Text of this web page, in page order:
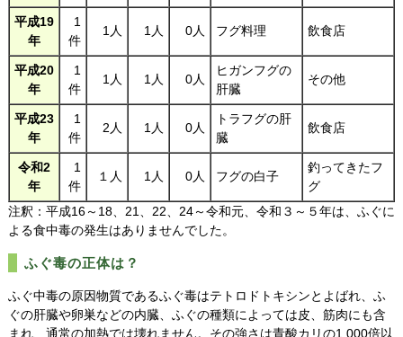
平成19
年
1
件
1人 1人 0人 フグ料理 飲食店
平成20
年
1
件
1人 1人 0人
ヒガンフグの
肝臓
その他
平成23
年
1
件
2人 1人 0人
トラフグの肝
臓
飲食店
令和2
年
1
件
１人 1人 0人 フグの白子
釣ってきたフ
グ
注釈：平成16～18、21、22、24～令和元、令和３～５年は、ふぐに
よる食中毒の発生はありませんでした。
ふぐ毒の正体は？
ふぐ中毒の原因物質であるふぐ毒はテトロドトキシンとよばれ、ふ
ぐの肝臓や卵巣などの内臓、ふぐの種類によっては皮、筋肉にも含
まれ、通常の加熱では壊れません。その強さは青酸カリの1,000倍以